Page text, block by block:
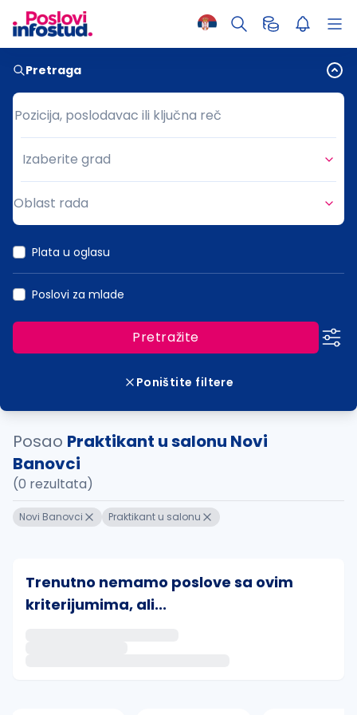
Pretraga
Pozicija, poslodavac ili ključna reč
Pozicija, poslodavac ili ključna reč
Grad
Izaberite grad
Oblast rada
Plata u oglasu
Poslovi za mlade
Pretražite
Poništite filtere
Posao Praktikant u salonu Novi
Banovci
(0 rezultata)
Novi Banovci Praktikant u salonu
Trenutno nemamo poslove sa ovim
kriterijumima, ali...